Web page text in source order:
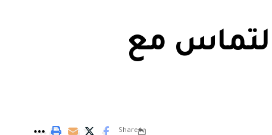
مع
Share